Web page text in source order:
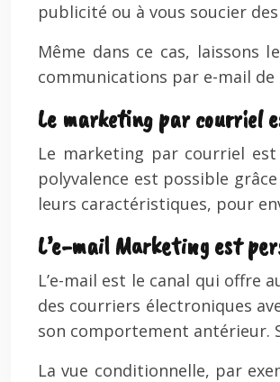
publicité ou à vous soucier
Même dans ce cas, laissons
communications par e-mail de
Le marketing par courriel
Le marketing par courriel
polyvalence est possible
leurs caractéristiques, pour
L’e-mail Marketing est
L’e-mail est le canal qui
des courriers électroniques
son comportement antérieur.
La vue conditionnelle, par